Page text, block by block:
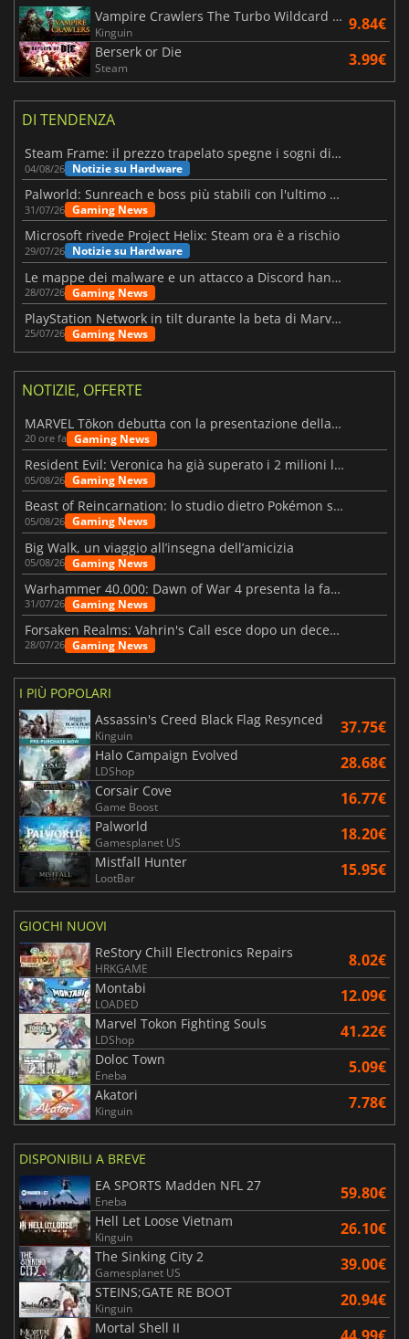
Vampire Crawlers The Turbo Wildcard from Vampire Survivors
Kinguin 9.84€
Berserk or Die
Steam 3.99€
DI TENDENZA
Steam Frame: il prezzo trapelato spegne i sogni di un VR economico
04/08/26 Notizie su Hardware
Palworld: Sunreach e boss più stabili con l'ultimo update
31/07/26 Gaming News
Microsoft rivede Project Helix: Steam ora è a rischio
29/07/26 Notizie su Hardware
Le mappe dei malware e un attacco a Discord hanno colpito Meccha Chameleon
28/07/26 Gaming News
PlayStation Network in tilt durante la beta di Marvel Tōkon
25/07/26 Gaming News
NOTIZIE, OFFERTE
MARVEL Tōkon debutta con la presentazione della roadmap per il primo anno
20 ore fa Gaming News
Resident Evil: Veronica ha già superato i 2 milioni liste dei desideri
05/08/26 Gaming News
Beast of Reincarnation: lo studio dietro Pokémon su una nuova strada
05/08/26 Gaming News
Big Walk, un viaggio all’insegna dell’amicizia
05/08/26 Gaming News
Warhammer 40.000: Dawn of War 4 presenta la fazione dei Necron
31/07/26 Gaming News
Forsaken Realms: Vahrin's Call esce dopo un decennio di sviluppo
28/07/26 Gaming News
I PIÙ POPOLARI
Assassin's Creed Black Flag Resynced
Kinguin 37.75€
Halo Campaign Evolved
LDShop 28.68€
Corsair Cove
Game Boost 16.77€
Palworld
Gamesplanet US 18.20€
Mistfall Hunter
LootBar 15.95€
GIOCHI NUOVI
ReStory Chill Electronics Repairs
HRKGAME 8.02€
Montabi
LOADED 12.09€
Marvel Tokon Fighting Souls
LDShop 41.22€
Doloc Town
Eneba 5.09€
Akatori
Kinguin 7.78€
DISPONIBILI A BREVE
EA SPORTS Madden NFL 27
Eneba 59.80€
Hell Let Loose Vietnam
Kinguin 26.10€
The Sinking City 2
Gamesplanet US 39.00€
STEINS;GATE RE BOOT
Kinguin 20.94€
Mortal Shell II